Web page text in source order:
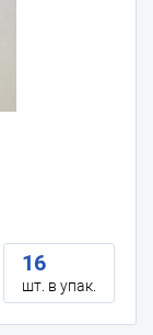
16
шт. в упак.